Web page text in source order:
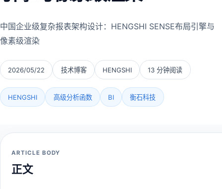
中国企业级复杂报表架构设计：HENGSHI SENSE布局引擎与
像素级渲染
2026/05/22 技术博客 HENGSHI 13 分钟阅读
HENGSHI 高级分析函数 BI 衡石科技
ARTICLE BODY
正文